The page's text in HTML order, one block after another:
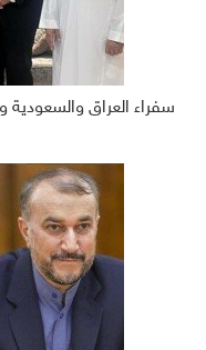
سفراء العراق